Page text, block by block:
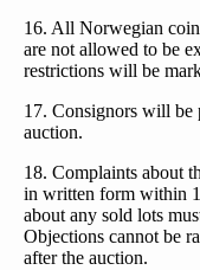
16. All Norwegian
are not allowed to be
restrictions will be
17. Consignors will be
auction.
18. Complaints about
in written form within
about any sold lots
Objections cannot be
after the auction.